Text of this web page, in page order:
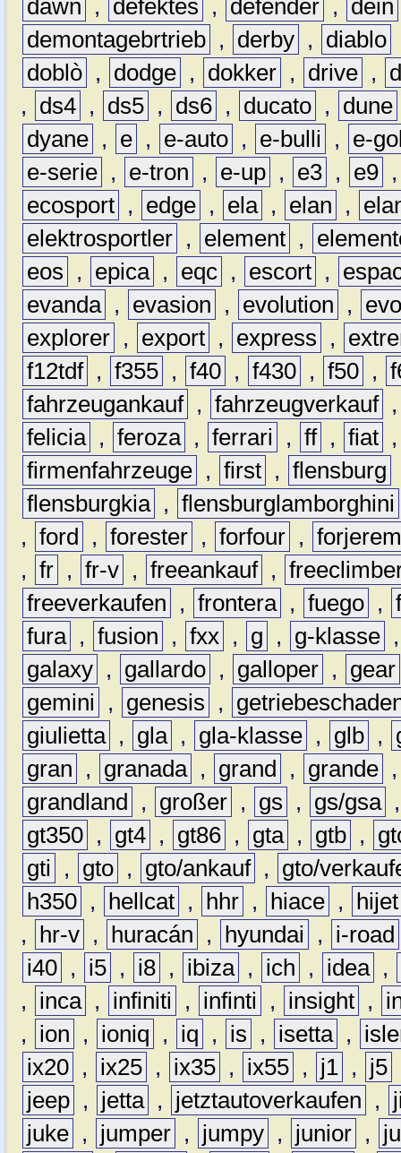
dawn , defektes , defender , dein
demontagebrtrieb , derby , diablo
doblò , dodge , dokker , drive ,
,
ds4 , ds5 , ds6 , ducato , dune
dyane , e , e-auto , e-bulli ,
e-
e-serie , e-tron , e-up , e3 , e9
ecosport , edge , ela , elan ,
elektrosportler , element ,
eos
, epica , eqc , escort ,
evanda , evasion , evolution ,
explorer , export , express ,
f12tdf , f355 , f40 , f430 , f50 ,
fahrzeugankauf , fahrzeugverkauf
felicia , feroza , ferrari , ff , fiat
firmenfahrzeuge , first , flensburg
flensburgkia , flensburglamborghini
, ford , forester , forfour ,
, fr , fr-v , freeankauf ,
freeverkaufen
, frontera , fuego ,
fura , fusion , fxx , g , g-klasse
galaxy , gallardo , galloper ,
gear
gemini
, genesis ,
giulietta , gla , gla-klasse , glb ,
gran
, granada , grand , grande
grandland
, großer , gs , gs/gsa
gt350 , gt4 , gt86 , gta , gtb ,
gti
, gto , gto/ankauf ,
gto/
h350 , hellcat , hhr , hiace ,
hijet
,
hr-v , huracán , hyundai ,
i-road
i40 , i5 , i8 , ibiza , ich , idea ,
,
inca , infiniti , infinti , insight ,
,
ion , ioniq , iq , is , isetta ,
ix20 , ix25 , ix35 , ix55 , j1 , j5
jeep , jetta , jetztautoverkaufen ,
juke , jumper , jumpy , junior ,